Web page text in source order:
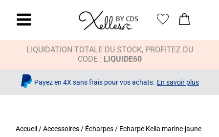
LIQUIDATION TOTALE DU STOCK, PROFITEZ DU
CODE : LIQUIDE60
Payez en 4X sans frais pour vos achats. En savoir plus
Accueil /Accessoires / Écharpes / Echarpe Kelia marine-jaune